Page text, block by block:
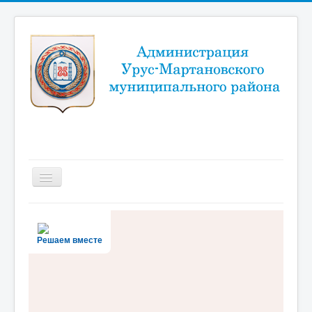
Включить/
выключить
Район
Решаем вместе